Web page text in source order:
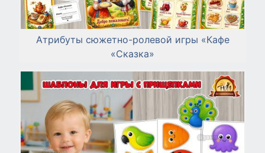
Атрибуты сюжетно-ролевой игры «Кафе
«Сказка»